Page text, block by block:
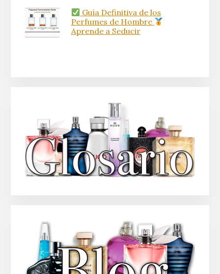
Guía Definitiva de los
Perfumes de Hombre
Aprende a Seducir